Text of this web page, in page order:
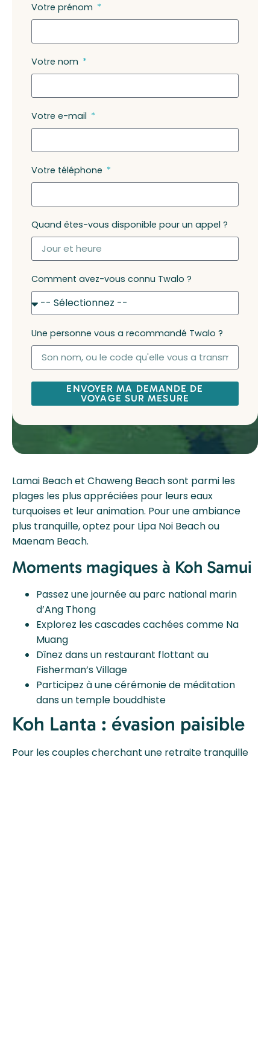
Votre prénom
Votre nom
Votre e-mail
Votre téléphone
Quand êtes-vous disponible pour un appel ?
Comment avez-vous connu Twalo ?
Une personne vous a recommandé Twalo ?
ENVOYER MA DEMANDE DE
VOYAGE SUR MESURE
Lamai Beach et Chaweng Beach sont parmi les
plages les plus appréciées pour leurs eaux
turquoises et leur animation. Pour une ambiance
plus tranquille, optez pour Lipa Noi Beach ou
Maenam Beach.
Moments magiques à Koh Samui
Passez une journée au parc national marin
d’Ang Thong
Explorez les cascades cachées comme Na
Muang
Dînez dans un restaurant flottant au
Fisherman’s Village
Participez à une cérémonie de méditation
dans un temple bouddhiste
Koh Lanta : évasion paisible
Pour les couples cherchant une retraite tranquille